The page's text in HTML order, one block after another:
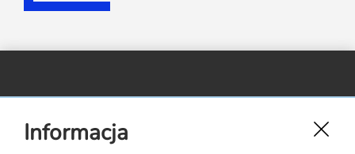
Informacja
ul. Rejtana 17 lok. 22,